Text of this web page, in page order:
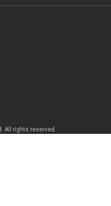
All rights reserved.